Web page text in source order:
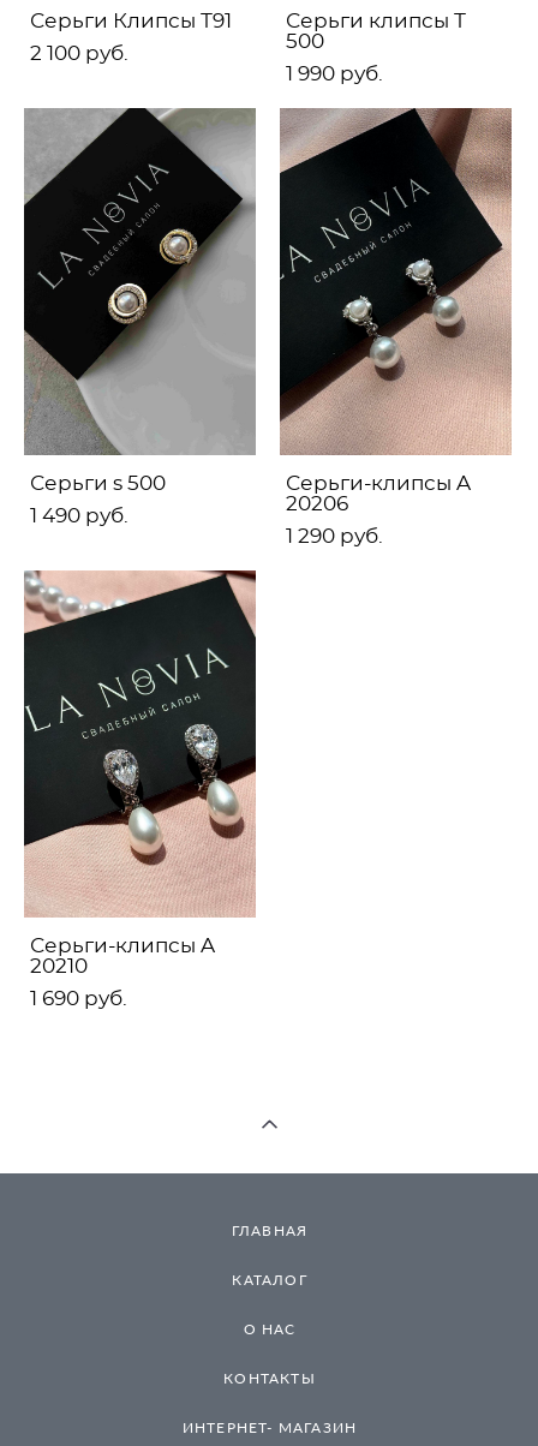
Серьги Клипсы Т91
2 100 pуб.
Серьги клипсы Т
500
1 990 pуб.
Серьги s 500
1 490 pуб.
Серьги-клипсы A
20206
1 290 pуб.
Серьги-клипсы A
20210
1 690 pуб.
ГЛАВНАЯ
КАТАЛОГ
О НАС
КОНТАКТЫ
ИНТЕРНЕТ- МАГАЗИН